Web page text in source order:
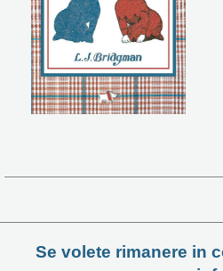
Se volete rimanere in